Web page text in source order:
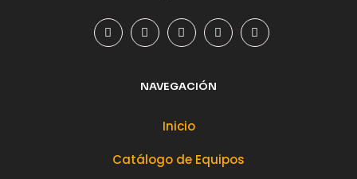
NAVEGACIÓN
Inicio
Catálogo de Equipos